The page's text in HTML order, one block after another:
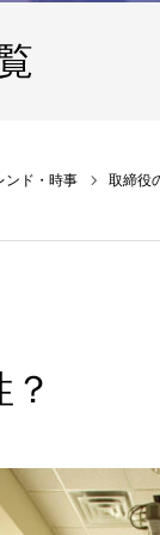
ンド・時事 取締役